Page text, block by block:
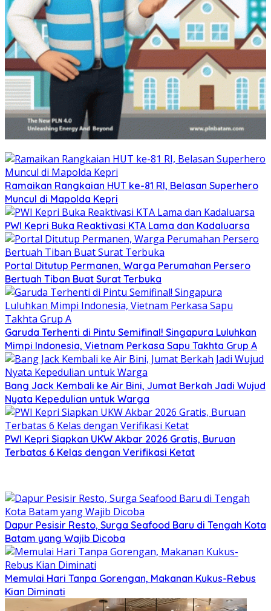
Ramaikan Rangkaian HUT ke-81 RI, Belasan Superhero
Muncul di Mapolda Kepri
PWI Kepri Buka Reaktivasi KTA Lama dan Kadaluarsa
Portal Ditutup Permanen, Warga Perumahan Persero
Bertuah Tiban Buat Surat Terbuka
Garuda Terhenti di Pintu Semifinal! Singapura Luluhkan
Mimpi Indonesia, Vietnam Perkasa Sapu Takhta Grup A
Bang Jack Kembali ke Air Bini, Jumat Berkah Jadi Wujud
Nyata Kepedulian untuk Warga
PWI Kepri Siapkan UKW Akbar 2026 Gratis, Buruan
Terbatas 6 Kelas dengan Verifikasi Ketat
Dapur Pesisir Resto, Surga Seafood Baru di Tengah Kota
Batam yang Wajib Dicoba
Memulai Hari Tanpa Gorengan, Makanan Kukus-Rebus
Kian Diminati